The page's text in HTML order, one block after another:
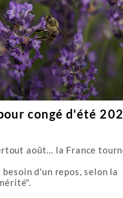
Nous vous
Évidemment
congé d'été
août... la France
d'un repos, selon la